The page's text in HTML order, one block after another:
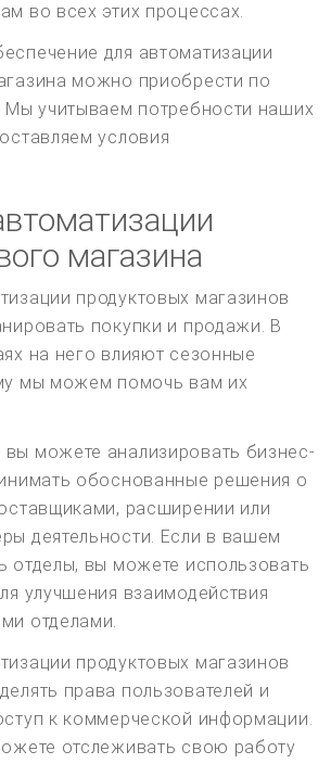
во всех этих процессах.
для автоматизации
можно приобрести по
Мы учитываем потребности наших
условия
магазина
продуктовых магазинов
покупки и продажи. В
на него влияют сезонные
мы можем помочь вам их
можете анализировать бизнес-
обоснованные решения о
расширении или
деятельности. Если в вашем
отделы, вы можете использовать
улучшения взаимодействия
отделами.
продуктовых магазинов
права пользователей и
к коммерческой информации.
отслеживать свою работу